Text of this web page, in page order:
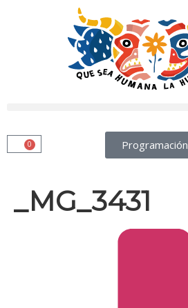
Programación
0
_MG_3431